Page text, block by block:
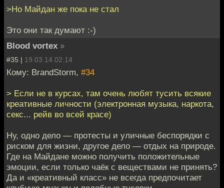
>Но Майдан же пока не стал
Это они так думают :-)
Blood vortex »
#35 | 19.03.14 02:14
Кому: BrandStorm, #34
> Если не в курсах, там очень любят тусить всякие
креативные личности (электронная музыка, наркота,
секс... рейв во всей красе)
Ну, одно дело — протесты и уличные беспорядки с
риском для жизни, другое дело — отдых на природе.
Где на Майдане можно получить положительные
эмоции, если только чаёк с веществами не принять?
Да и «креативный класс» не всегда предпочитает